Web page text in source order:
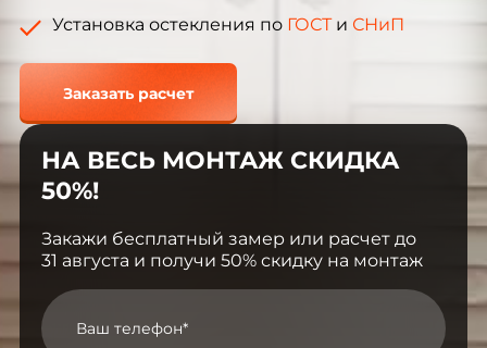
Установка остекления по ГОСТи СНиП
Заказать расчет
НА ВЕСЬ МОНТАЖ СКИДКА
50%!
Закажи бесплатный замер или расчет до
31 августа и получи 50% скидку на монтаж